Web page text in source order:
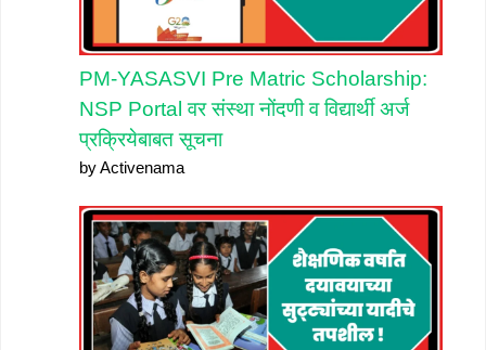
PM-YASASVI Pre Matric Scholarship:
NSP Portal वर संस्था नोंदणी व विद्यार्थी अर्ज
प्रक्रियेबाबत सूचना
by Activenama